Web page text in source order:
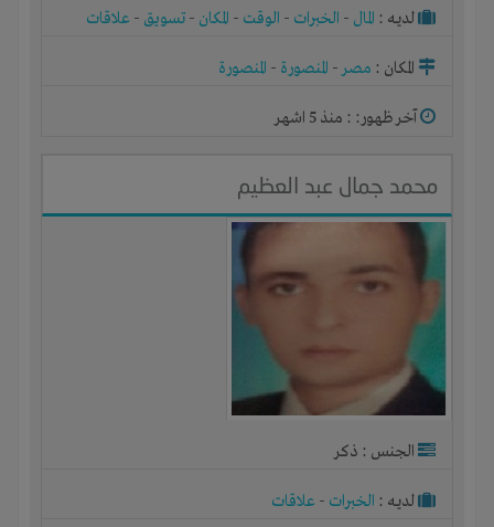
لديـه : المال - الخبرات - الوقت - المكان - تسويق - علاقات
المكان : مصر- المنصورة - المنصورة
آخر ظهور: : منذ 5 اشهر
محمد جمال عبد العظيم
الجنس : ذكر
لديـه : الخبرات - علاقات